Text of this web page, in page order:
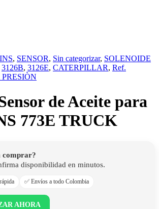
, SENSOR, Sin categorizar, SOLENOIDE
3126B, 3126E, CATERPILLAR, Ref.
PRESIÒN
de Aceite para
773E TRUCK
comprar?
disponibilidad en minutos.
✅ Envíos a todo Colombia
AHORA